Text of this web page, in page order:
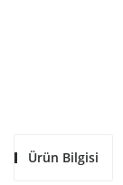
Ürün Bilgisi